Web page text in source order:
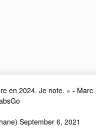
en 2024. Je note. » - Marc
September 6, 2021